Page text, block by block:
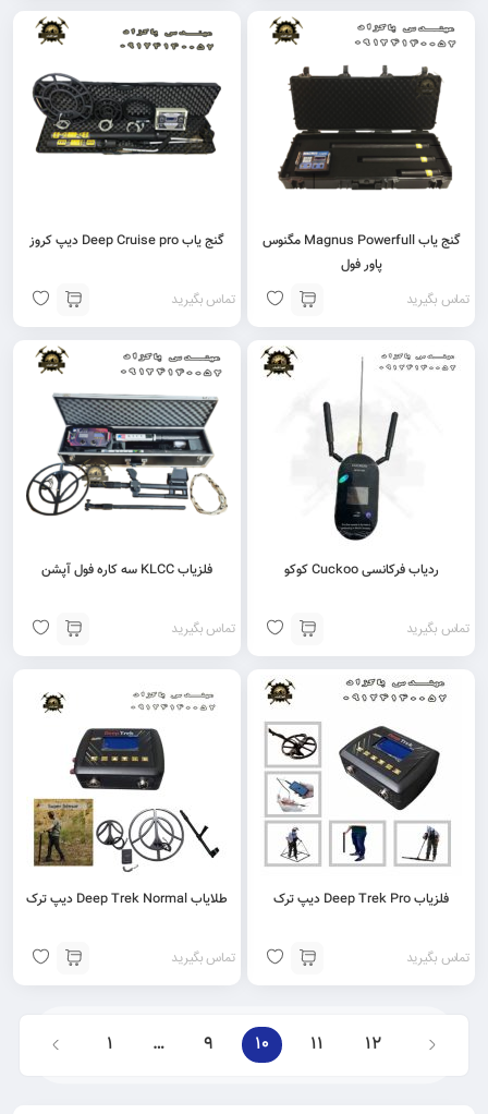
گنج یاب Magnus Powerfull مگنوس
پاور فول
تماس بگیرید
گنج یاب Deep Cruise pro دیپ کروز
تماس بگیرید
ردیاب فرکانسی Cuckoo کوکو
تماس بگیرید
فلزیاب KLCC سه کاره فول آپشن
تماس بگیرید
فلزیاب Deep Trek Pro دیپ ترک
تماس بگیرید
طلایاب Deep Trek Normal دیپ ترک
تماس بگیرید
1 … 9 10 11 12